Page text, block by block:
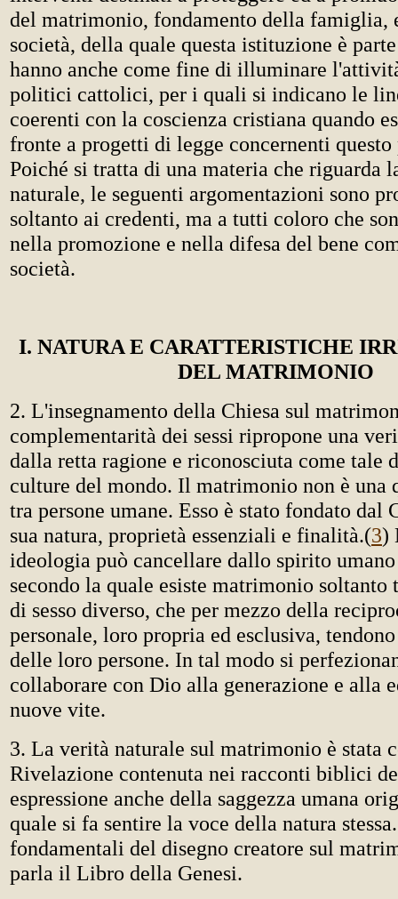
del matrimonio, fondamento della famiglia,
società, della quale questa istituzione è
hanno anche come fine di illuminare
politici cattolici, per i quali si indicano le
coerenti con la coscienza cristiana quando
fronte a progetti di legge concernenti questo
Poiché si tratta di una materia che riguarda
naturale, le seguenti argomentazioni sono
soltanto ai credenti, ma a tutti coloro che
nella promozione e nella difesa del bene
società.
I. NATURA E CARATTERISTICHE
DEL MATRIMONIO
2. L'insegnamento della Chiesa sul
complementarità dei sessi ripropone una
dalla retta ragione e riconosciuta come tale
culture del mondo. Il matrimonio non è una
tra persone umane. Esso è stato fondato dal
sua natura, proprietà essenziali e finalità.(3)
ideologia può cancellare dallo spirito
secondo la quale esiste matrimonio soltanto
di sesso diverso, che per mezzo della
personale, loro propria ed esclusiva,
delle loro persone. In tal modo si
collaborare con Dio alla generazione e alla
nuove vite.
3. La verità naturale sul matrimonio è stata
Rivelazione contenuta nei racconti biblici
espressione anche della saggezza umana
quale si fa sentire la voce della natura
fondamentali del disegno creatore sul
parla il Libro della Genesi.